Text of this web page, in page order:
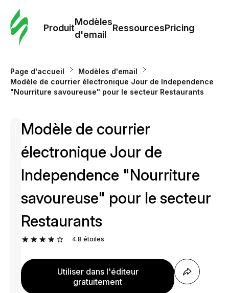
Produit
Modèles
d'email
RessourcesPricing
Page d'accueil
Modèles d'email
Modèle de courrier électronique Jour de Independence
"Nourriture savoureuse" pour le secteur Restaurants
Modèle de courrier
électronique Jour de
Independence "Nourriture
savoureuse" pour le secteur
Restaurants
4.8 étoiles
Utiliser dans l'éditeur
gratuitement